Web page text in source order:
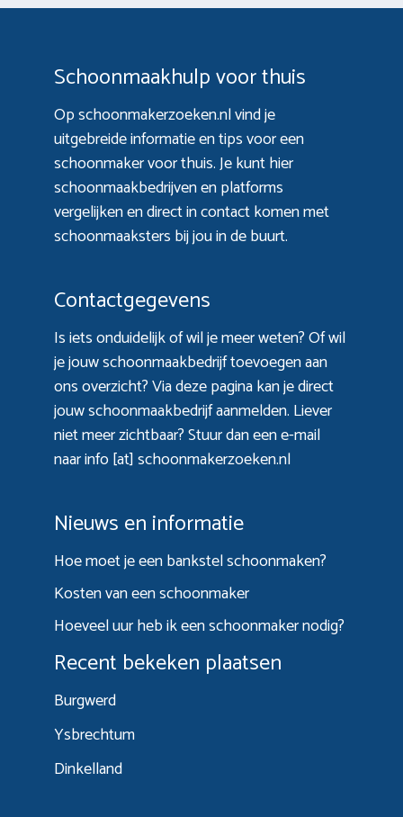
Schoonmaakhulp voor thuis
Op schoonmakerzoeken.nl vind je
uitgebreide informatie en tips voor een
schoonmaker voor thuis. Je kunt hier
schoonmaakbedrijven en platforms
vergelijken en direct in contact komen met
schoonmaaksters bij jou in de buurt.
Contactgegevens
Is iets onduidelijk of wil je meer weten? Of wil
je jouw schoonmaakbedrijf toevoegen aan
ons overzicht? Viadeze paginakan je direct
jouw schoonmaakbedrijf aanmelden. Liever
niet meer zichtbaar? Stuur dan een e-mail
naar info [at] schoonmakerzoeken.nl
Nieuws en informatie
Hoe moet je een bankstel schoonmaken?
Kosten van een schoonmaker
Hoeveel uur heb ik een schoonmaker nodig?
Recent bekeken plaatsen
Burgwerd
Ysbrechtum
Dinkelland